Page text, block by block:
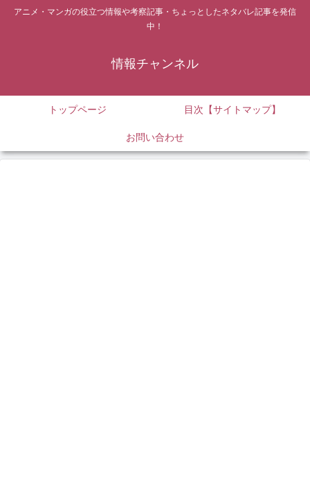
アニメ・マンガの役立つ情報や考察記事・ちょっとしたネタバレ記事を発信
中！
情報チャンネル
トップページ 目次【サイトマップ】
お問い合わせ